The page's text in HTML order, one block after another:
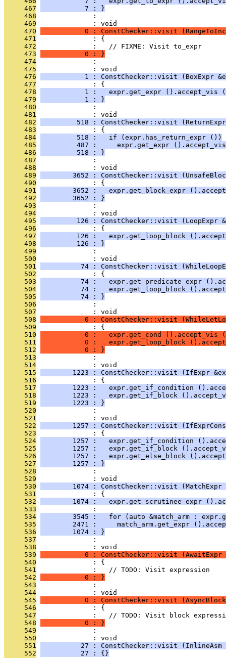
     467
           7 : }
     468
              :
     469
              : void
     470
0 : ConstChecker::visit
     471
              : {
     472
              :   // FIXME: Visit to_expr
     473
           0 : }
     474
              :
     475
              : void
     476
1 : ConstChecker::visit (BoxExpr
     477
              : {
     478
1 :   expr.get_expr ().accept_vis
     479
           1 : }
     480
              :
     481
              : void
     482
518 : ConstChecker::visit
     483
              : {
     484
         518 :   if (expr.has_return_expr ())
     485
487 :     expr.get_expr
     486
         518 : }
     487
              :
     488
              : void
     489
3652 : ConstChecker::visit
     490
              : {
     491
3652 :   expr.get_block_expr
     492
        3652 : }
     493
              :
     494
              : void
     495
126 : ConstChecker::visit (LoopExpr
     496
              : {
     497
126 :   expr.get_loop_block
     498
         126 : }
     499
              :
     500
              : void
     501
74 : ConstChecker::visit
     502
              : {
     503
74 :   expr.get_predicate_expr
     504
74 :   expr.get_loop_block
     505
          74 : }
     506
              :
     507
              : void
     508
0 : ConstChecker::visit
     509
              : {
     510
0 :   expr.get_cond ().accept_vis
     511
0 :   expr.get_loop_block
     512
           0 : }
     513
              :
     514
              : void
     515
1223 : ConstChecker::visit (IfExpr
     516
              : {
     517
1223 :   expr.get_if_condition
     518
1223 :   expr.get_if_block
     519
        1223 : }
     520
              :
     521
              : void
     522
1257 : ConstChecker::visit
     523
              : {
     524
1257 :   expr.get_if_condition
     525
1257 :   expr.get_if_block
     526
1257 :   expr.get_else_block
     527
        1257 : }
     528
              :
     529
              : void
     530
1074 : ConstChecker::visit (MatchExpr
     531
              : {
     532
1074 :   expr.get_scrutinee_expr
     533
              :
     534
3545 :   for (auto &match_arm :
     535
2471 :     match_arm.get_expr
     536
        1074 : }
     537
              :
     538
              : void
     539
0 : ConstChecker::visit (AwaitExpr
     540
              : {
     541
              :   // TODO: Visit expression
     542
           0 : }
     543
              :
     544
              : void
     545
0 : ConstChecker::visit
     546
              : {
     547
:   // TODO: Visit block
     548
           0 : }
     549
              :
     550
              : void
     551
27 : ConstChecker::visit (InlineAsm
     552
          27 : {}